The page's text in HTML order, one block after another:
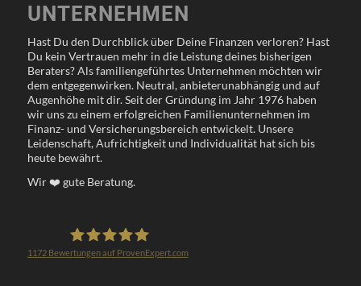
UNTERNEHMEN
Hast Du den Durchblick über Deine Finanzen verloren? Hast
Du kein Vertrauen mehr in die Leistung deines bisherigen
Beraters? Als familiengeführtes Unternehmen möchten wir
dem entgegenwirken. Neutral, anbieterunabhängig und auf
Augenhöhe mit dir. Seit der Gründung im Jahr 1976 haben
wir uns zu einem erfolgreichen Familienunternehmen im
Finanz- und Versicherungsbereich entwickelt. Unsere
Leidenschaft, Aufrichtigkeit und Individualität hat sich bis
heute bewährt.
Wir❤️ gute Beratung.
1172Bewertungen auf ProvenExpert.com